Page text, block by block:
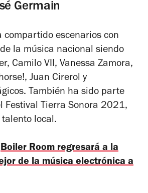
Germain
compartido escenarios con
la música nacional siendo
Camilo VII, Vanessa Zamora,
Juan Cirerol y
También ha sido parte
Festival Tierra Sonora 2021,
local.
Boiler Room regresará a la
de la música electrónica a